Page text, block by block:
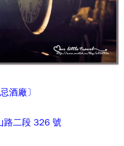
酒廠〕
路二段 326 號